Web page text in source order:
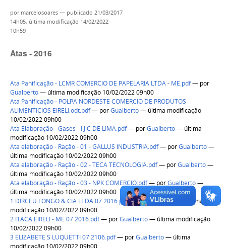
por marcelosoares — publicado 21/03/2017
14h05, última modificação 14/02/2022
10h59
Atas - 2016
Ata Panificação - LCMR COMERCIO DE PAPELARIA LTDA - ME.pdf— por
Gualberto— última modificação 10/02/2022 09h00
Ata Panificação - POLPA NORDESTE COMERCIO DE PRODUTOS
ALIMENTICIOS EIRELI.odt.pdf— porGualberto— última modificação
10/02/2022 09h00
Ata Elaboração - Gases - I J C DE LIMA.pdf— porGualberto— última
modificação 10/02/2022 09h00
Ata elaboração - Ração - 01 - GALLUS INDUSTRIA.pdf— porGualberto—
última modificação 10/02/2022 09h00
Ata elaboração - Ração - 02 - TECA TECNOLOGIA.pdf— porGualberto—
última modificação 10/02/2022 09h00
Ata elaboração - Ração - 03 - NPK COMERCIO.pdf— porGualberto—
última modificação 10/02/2022 09h00
1 DIRCEU LONGO & CIA LTDA 07 2016.pdf—por Gualberto
— última
modificação 10/02/2022 09h00
2 ITACA EIRELI - ME 07 2016.pdf— porGualberto— última modificação
10/02/2022 09h00
3 ELIZABETE S LUQUETTI 07 2106.pdf— porGualberto— última
modificação 10/02/2022 09h00